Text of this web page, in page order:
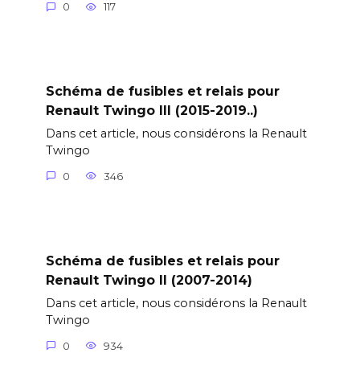
0 117
Schéma de fusibles et relais pour
Renault Twingo III (2015-2019..)
Dans cet article, nous considérons la Renault
Twingo
0 346
Schéma de fusibles et relais pour
Renault Twingo II (2007-2014)
Dans cet article, nous considérons la Renault
Twingo
0 934